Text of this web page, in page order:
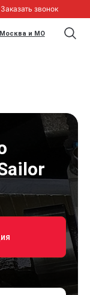
Заказать звонок
Москва и МО